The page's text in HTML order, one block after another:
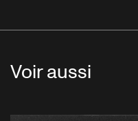
Voir aussi